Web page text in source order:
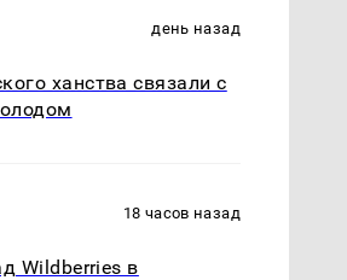
день назад
ханства связали с
18 часов назад
Wildberries в